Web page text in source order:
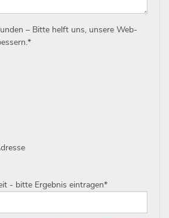
– Bitte helft uns, unsere Web-
*
- bitte Ergebnis eintragen*